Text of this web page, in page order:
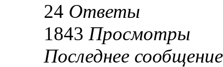
24 Ответы
1843 Просмотры
Последнее